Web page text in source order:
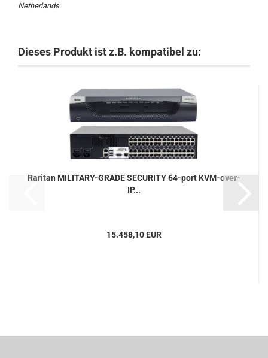
Netherlands
Dieses Produkt ist z.B. kompatibel zu:
Raritan MILITARY-GRADE SECURITY 64-port KVM-over-
IP...
15.458,10 EUR